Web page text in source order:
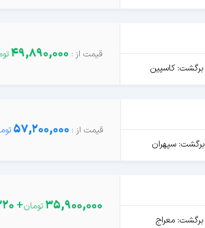
برگشت: کاسپین
49,890,000
برگشت: سپهران
57,200,000
برگشت: معراج
35,900,000
+